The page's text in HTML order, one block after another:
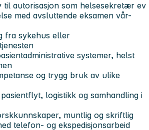
til autorisasjon som helsesekretær ev
med avsluttende eksamen vår-
fra sykehus eller
systemer, helst
og trygg bruk av ulike
logistikk og samhandling i
muntlig og skriftlig
telefon- og ekspedisjonsarbeid